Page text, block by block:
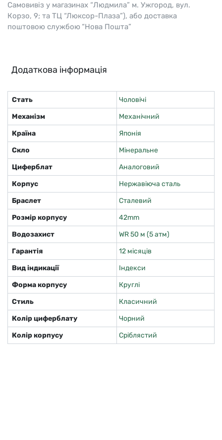
Самовивіз у магазинах “Людмила” м. Ужгород, вул.
Корзо, 9; та ТЦ “Люксор-Плаза”), або доставка
поштовою службою “Нова Пошта”
Додаткова інформація
Стать
Чоловічі
Механізм
Механічний
Країна
Японія
Скло
Мінеральне
Циферблат
Аналоговий
Корпус
Нержавіюча сталь
Браслет
Сталевий
Розмір корпусу
42mm
Водозахист
WR 50 м (5 атм)
Гарантія
12 місяців
Вид індикації
Індекси
Форма корпусу
Круглі
Стиль
Класичний
Колір циферблату
Чорний
Колір корпусу
Сріблястий